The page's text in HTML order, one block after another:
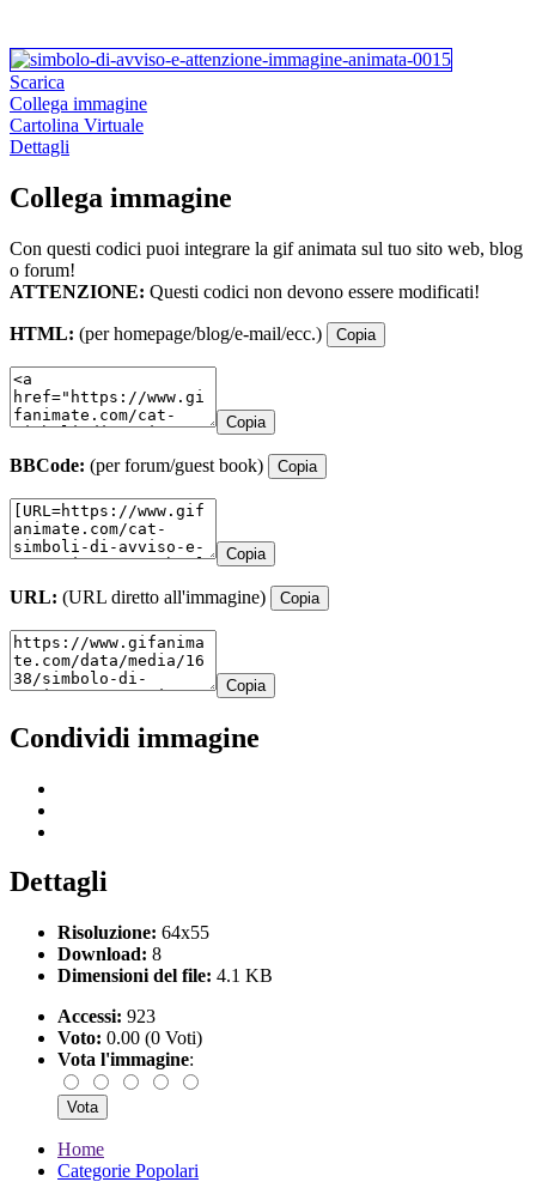
Scarica
Collega immagine
Cartolina Virtuale
Dettagli
Collega immagine
Con questi codici puoi integrare la gif animata sul tuo sito web, blog
o forum!
ATTENZIONE: Questi codici non devono essere modificati!
HTML: (per homepage/blog/e-mail/ecc.) Copia
Copia
BBCode: (per forum/guest book) Copia
Copia
URL: (URL diretto all'immagine) Copia
Copia
Condividi immagine
Dettagli
Risoluzione: 64x55
Download: 8
Dimensioni del file: 4.1 KB
Accessi: 923
Voto: 0.00 (0 Voti)
Vota l'immagine:
Home
Categorie Popolari